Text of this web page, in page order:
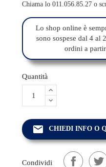
Chiama lo 011.056.85.27 o
Lo shop online è
sono sospese dal 4 al
ordini a
Quantità
email CHIEDI INFO O
Condividi